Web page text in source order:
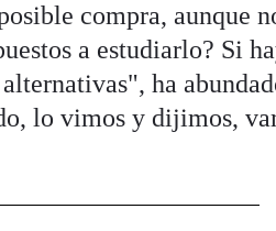
compra, aunque
a estudiarlo? Si
ha
lo vimos y dijimos,